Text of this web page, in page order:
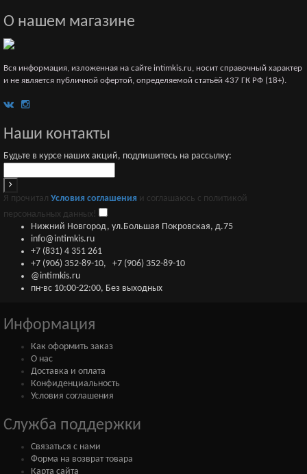
О нашем магазине
Вся информация, изложенная на сайте intimkis.ru, носит справочный характер
и не является публичной офертой, определяемой статьёй 437 ГК РФ (18+).
Наши контакты
Будьте в курсе наших акций, подпишитесь на рассылку:
Я прочитал Условия соглашения и соглашаюсь с политикой
персональных данных!
Нижний Новгород, ул.Большая Покровская, д.75
info@intimkis.ru
+7 (831) 4 351 261
+7 (906) 352-89-10, +7 (906) 352-89-10
@intimkis.ru
пн-вс 10:00-22:00, Без выходных
Информация
Как оформить заказ
О нас
Доставка и оплата
Конфиденциальность
Условия соглашения
Служба поддержки
Связаться с нами
Форма на возврат товара
Карта сайта